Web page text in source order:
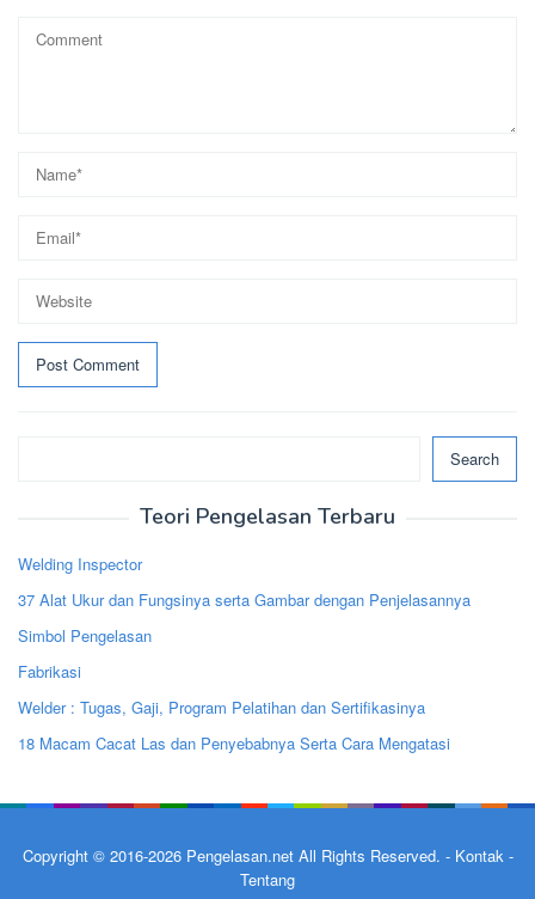
Search
Teori Pengelasan Terbaru
Welding Inspector
37 Alat Ukur dan Fungsinya serta Gambar dengan Penjelasannya
Simbol Pengelasan
Fabrikasi
Welder : Tugas, Gaji, Program Pelatihan dan Sertifikasinya
18 Macam Cacat Las dan Penyebabnya Serta Cara Mengatasi
Copyright © 2016-2026 Pengelasan.netAll Rights Reserved. - Kontak-
Tentang